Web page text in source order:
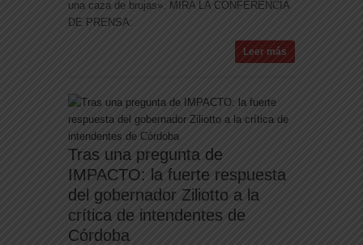
una caza de brujas». MIRA LA CONFERENCIA
DE PRENSA:
Leer más
Tras una pregunta de
IMPACTO: la fuerte respuesta
del gobernador Ziliotto a la
crítica de intendentes de
Córdoba